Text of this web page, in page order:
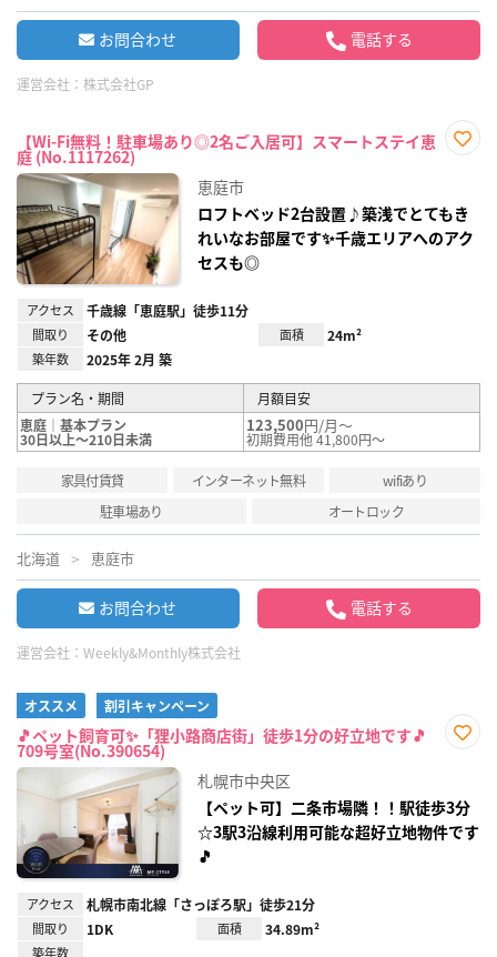
お問合わせ 電話する
運営会社： 株式会社GP
【Wi-Fi無料！駐車場あり◎2名ご入居可】スマートステイ恵
庭 (No.1117262)
録
恵庭市
ロフトベッド2台設置♪築浅でとてもき
れいなお部屋です✨千歳エリアへのアク
セスも◎
アクセス 千歳線「恵庭駅」徒歩11分
間取り その他 面積 24m²
築年数 2025年 2月 築
プラン名・期間
月額目安
恵庭｜基本プラン
30日以上～210日未満
123,500円/月～
初期費用他 41,800円～
家具付賃貸 インターネット無料
wifiあり
駐車場あり
オートロック
北海道 恵庭市
お問合わせ 電話する
運営会社： Weekly&Monthly株式会社
オススメ 割引キャンペーン
🎵ペット飼育可✨「狸小路商店街」徒歩1分の好立地です🎵
709号室(No.390654)
録
札幌市中央区
【ペット可】二条市場隣！！駅徒歩3分
☆3駅3沿線利用可能な超好立地物件です
🎵
アクセス 札幌市南北線「さっぽろ駅」徒歩21分
間取り 1DK 面積 34.89m²
築年数